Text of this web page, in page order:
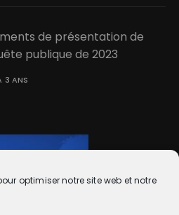
optimiser notre site web et notre
de présentation de
publique de 2023
3 ANS